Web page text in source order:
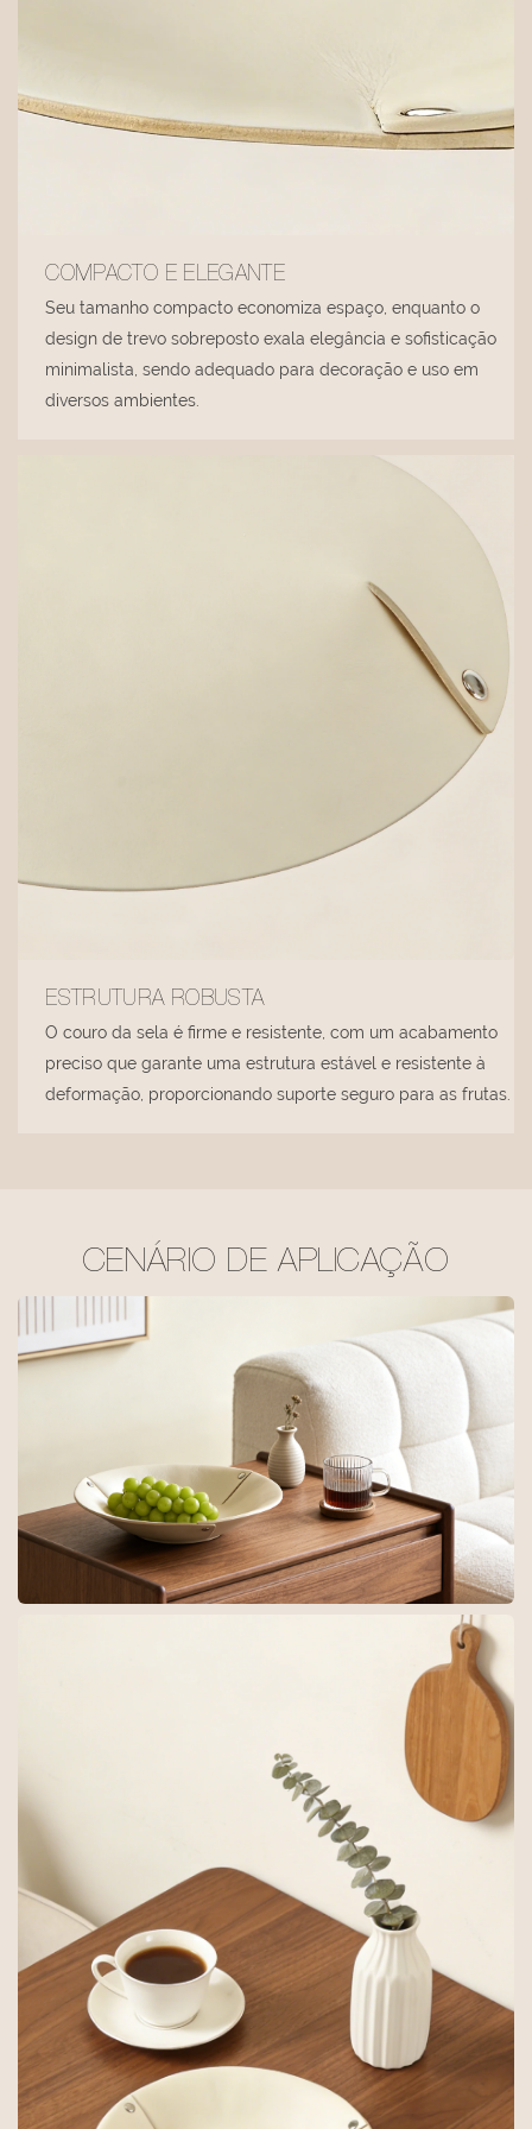
COMPACTO E ELEGANTE
Seu tamanho compacto economiza espaço, enquanto o
design de trevo sobreposto exala elegância e sofisticação
minimalista, sendo adequado para decoração e uso em
diversos ambientes.
ESTRUTURA ROBUSTA
O couro da sela é firme e resistente, com um acabamento
preciso que garante uma estrutura estável e resistente à
deformação, proporcionando suporte seguro para as frutas.
CENÁRIO DE APLICAÇÃO